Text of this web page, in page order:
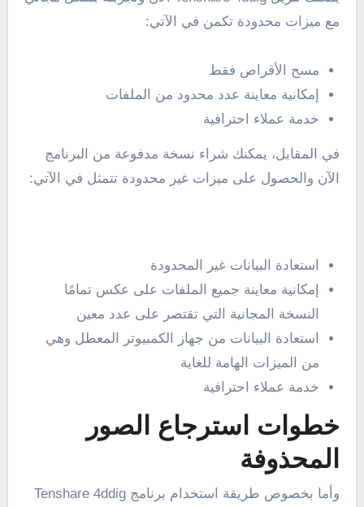
مع ميزات محدودة تكمن في الآتي:
مسح الأقراص فقط
إمكانية معاينة عدد محدود من الملفات
خدمة عملاء احترافية
في المقابل، يمكنك شراء نسخة مدفوعة من البرنامج
الآن والحصول على ميزات غير محدودة تتمثل في الآتي:
استعادة البيانات غير المحدودة
إمكانية معاينة جميع الملفات على عكس تمامًا
النسخة المجانية التي تقتصر على عدد معين
استعادة البيانات من جهاز الكمبيوتر المعطل وهي
من الميزات الهامة للغاية
خدمة عملاء احترافية
خطوات استرجاع الصور
المحذوفة
وأما بخصوص طريقة استخدام برنامج Tenshare 4ddig